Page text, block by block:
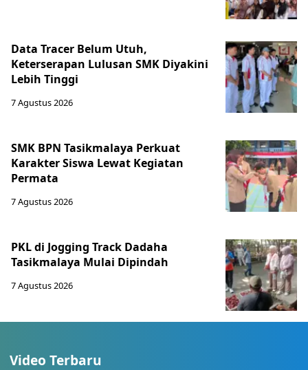
Data Tracer Belum Utuh,
Keterserapan Lulusan SMK Diyakini
Lebih Tinggi
7 Agustus 2026
SMK BPN Tasikmalaya Perkuat
Karakter Siswa Lewat Kegiatan
Permata
7 Agustus 2026
PKL di Jogging Track Dadaha
Tasikmalaya Mulai Dipindah
7 Agustus 2026
Video Terbaru